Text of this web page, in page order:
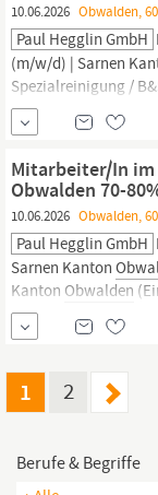
10.06.2026 Obwalden,
Paul Hegglin GmbH
(m/w/d) | Sarnen
Spezialreinigung /
(Einsatzgebiet OW/
Arbeitsbeginn: per
bei uns bewirken:
Mitarbeiter/In
Obwalden 70-
10.06.2026 Obwalden,
Paul Hegglin GmbH
Sarnen Kanton
Kanton Obwalden
Beschäftigungsgrad:
Vereinbarung Das
Objekten im...
1 2
Berufe & Begriffe